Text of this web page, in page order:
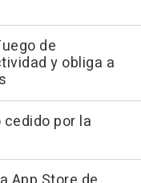
de
y obliga a
por la